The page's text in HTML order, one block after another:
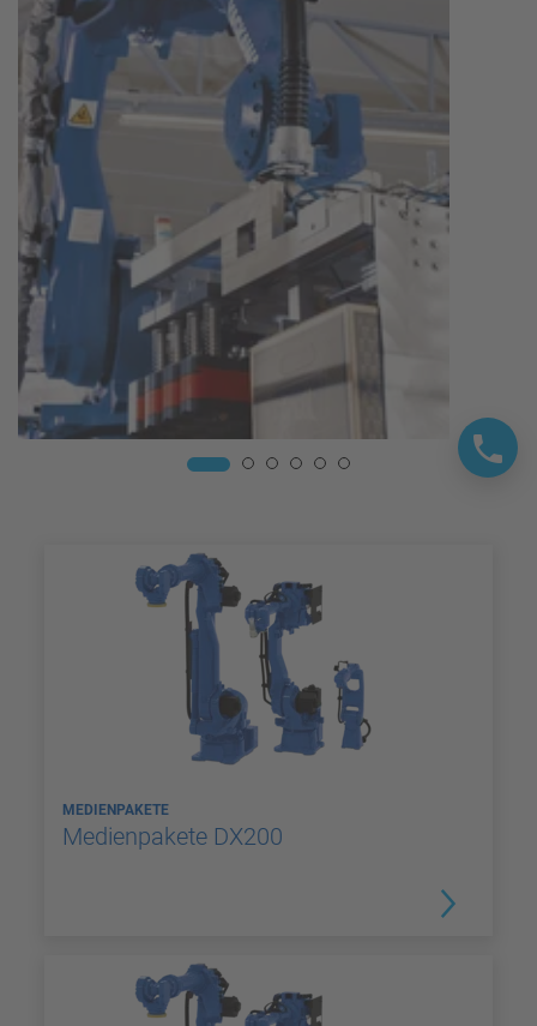
MEDIENPAKETE
Medienpakete DX200